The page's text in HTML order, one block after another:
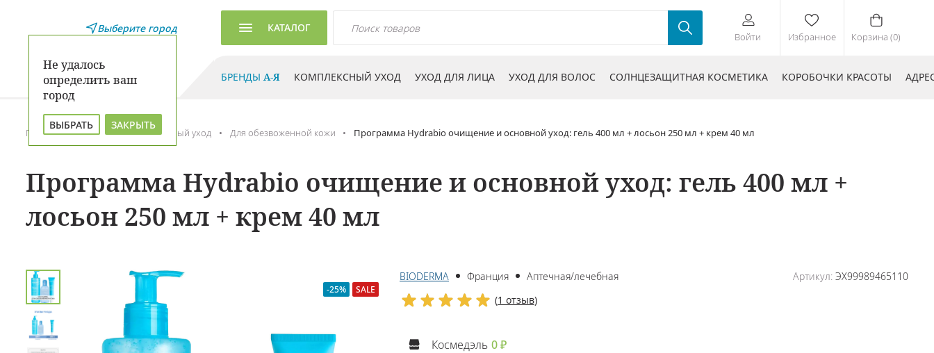
Выберите город
Не удалось
определить ваш
город
ВЫБРАТЬ ЗАКРЫТЬ
КАТАЛОГ
Войти Избранное Корзина (0)
БРЕНДЫ А-Я КОМПЛЕКСНЫЙ УХОД УХОД ДЛЯ ЛИЦА УХОД ДЛЯ ВОЛОС СОЛНЦЕЗАЩИТНАЯ КОСМЕТИКА КОРОБОЧКИ КРАСОТЫ
Главная Каталог Комплексный уход Для обезвоженной кожи Программа Hydrabio очищение и основной уход: гель 400 мл + лосьон 250 мл + крем 40 мл
Программа Hydrabio очищение и основной уход: гель 400 мл +
лосьон 250 мл + крем 40 мл
-25% SALE
BIODERMA Франция Аптечная/лечебная Артикул: ЭХ99989465110
(1 отзыв)
Космедэль 0 ₽